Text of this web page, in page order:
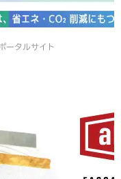
ータルサイト